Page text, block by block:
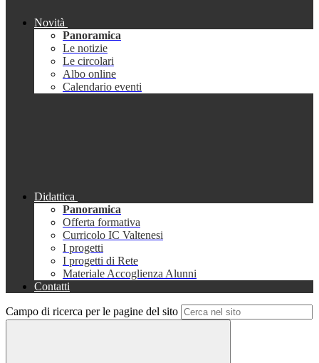
Novità
Panoramica
Le notizie
Le circolari
Albo online
Calendario eventi
Didattica
Panoramica
Offerta formativa
Curricolo IC Valtenesi
I progetti
I progetti di Rete
Materiale Accoglienza Alunni
Contatti
Campo di ricerca per le pagine del sito